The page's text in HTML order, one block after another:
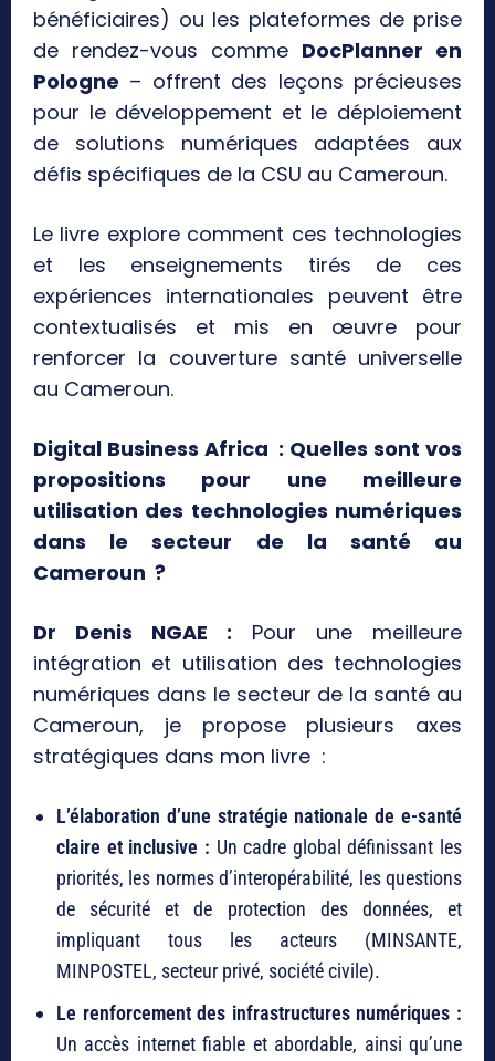
bénéficiaires) ou les plateformes de prise
de rendez-vous comme DocPlanner en
Pologne – offrent des leçons précieuses
pour le développement et le déploiement
de solutions numériques adaptées aux
défis spécifiques de la CSU au Cameroun.
Le livre explore comment ces technologies
et les enseignements tirés de ces
expériences internationales peuvent être
contextualisés et mis en œuvre pour
renforcer la couverture santé universelle
au Cameroun.
Digital Business Africa : Quelles sont vos
propositions pour une meilleure
utilisation des technologies numériques
dans le secteur de la santé au
Cameroun ?
Dr Denis NGAE : Pour une meilleure
intégration et utilisation des technologies
numériques dans le secteur de la santé au
Cameroun, je propose plusieurs axes
stratégiques dans mon livre :
L’élaboration d’une stratégie nationale de e-santé
claire et inclusive : Un cadre global définissant les
priorités, les normes d’interopérabilité, les questions
de sécurité et de protection des données, et
impliquant tous les acteurs (MINSANTE,
MINPOSTEL, secteur privé, société civile).
Le renforcement des infrastructures numériques :
Un accès internet fiable et abordable, ainsi qu’une